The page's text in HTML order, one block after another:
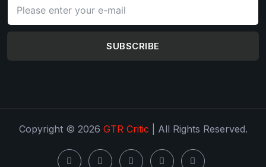
SUBSCRIBE
Copyright © 2026 GTR Critic | All Rights Reserved.